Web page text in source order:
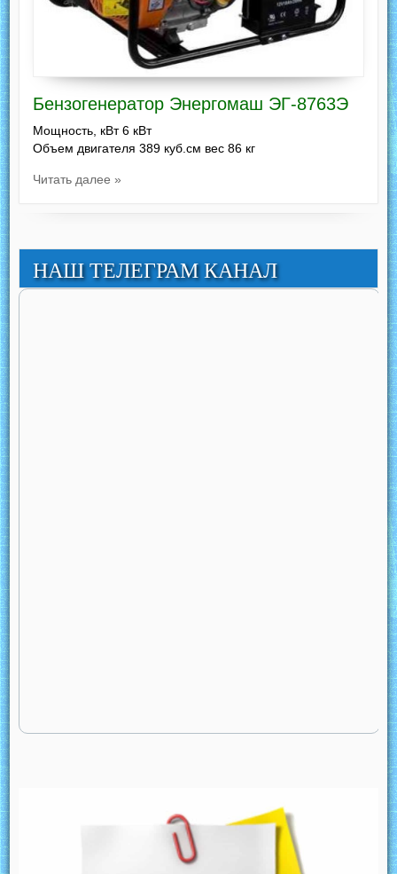
Бензогенератор Энергомаш ЭГ-8763Э
Мощность, кВт 6 кВт
Объем двигателя 389 куб.см вес 86 кг
Читать далее »
НАШ ТЕЛЕГРАМ КАНАЛ